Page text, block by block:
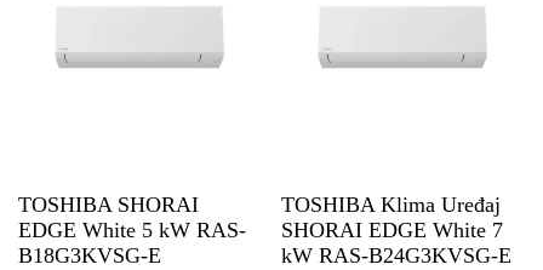
TOSHIBA SHORAI
EDGE White 5 kW RAS-
B18G3KVSG-E
TOSHIBA Klima Uređaj
SHORAI EDGE White 7
kW RAS-B24G3KVSG-E